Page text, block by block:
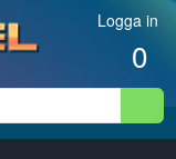
Logga in
0